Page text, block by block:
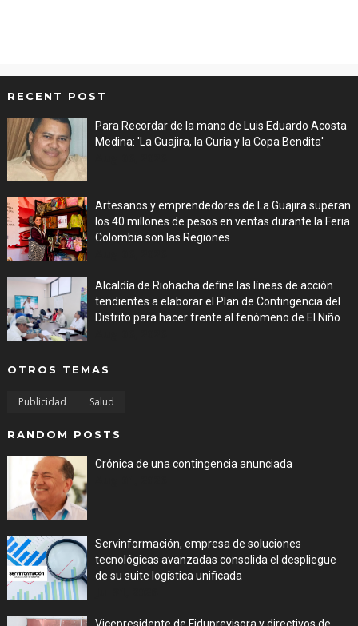
RECENT POST
Para Recordar de la mano de Luis Eduardo Acosta
Medina: 'La Guajira, la Curia y la Copa Bendita'
Artesanos y emprendedores de La Guajira superan
los 40 millones de pesos en ventas durante la Feria
Colombia son las Regiones
Alcaldía de Riohacha define las líneas de acción
tendientes a elaborar el Plan de Contingencia del
Distrito para hacer frente al fenómeno de El Niño
OTROS TEMAS
Publicidad Salud
RANDOM POSTS
Crónica de una contingencia anunciada
Servinformación, empresa de soluciones
tecnológicas avanzadas consolida el despliegue
de su suite logística unificada